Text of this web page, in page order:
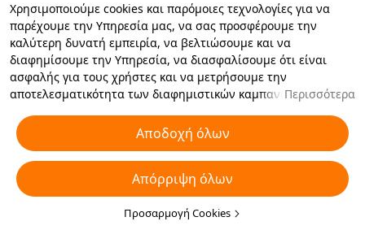
Χρησιμοποιούμε cookies και παρόμοιες τεχνολογίες για να
παρέχουμε την Υπηρεσία μας, να σας προσφέρουμε την
καλύτερη δυνατή εμπειρία, να βελτιώσουμε και να
διαφημίσουμε την Υπηρεσία, να διασφαλίσουμε ότι είναι
ασφαλής για τους χρήστες και να μετρήσουμε την
αποτελεσματικότητα των διαφημιστικών καμπανιών. Εάν
συνεργάτες με τους οποίους συνεργαζόμαστε να αποθηκεύουν
cookies και παρόμοιες τεχνολογίες στη συσκευή σας για
διαφημιστικούς σκοπούς. Μπορείτε επίσης να κάνετε
"Απόρριψη όλων" για τα μη απαραίτητα cookie ή να επιλέξετε
ποιους τύπους cookies θέλετε να αποδεχτείτε ή να
απενεργοποιήσετε κάνοντας κλικ στην επιλογή "Προσαρμογή
Περισσότερα
Αποδοχή όλων
Απόρριψη όλων
Προσαρμογή Cookies